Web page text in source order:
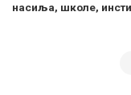
насиља, школе,